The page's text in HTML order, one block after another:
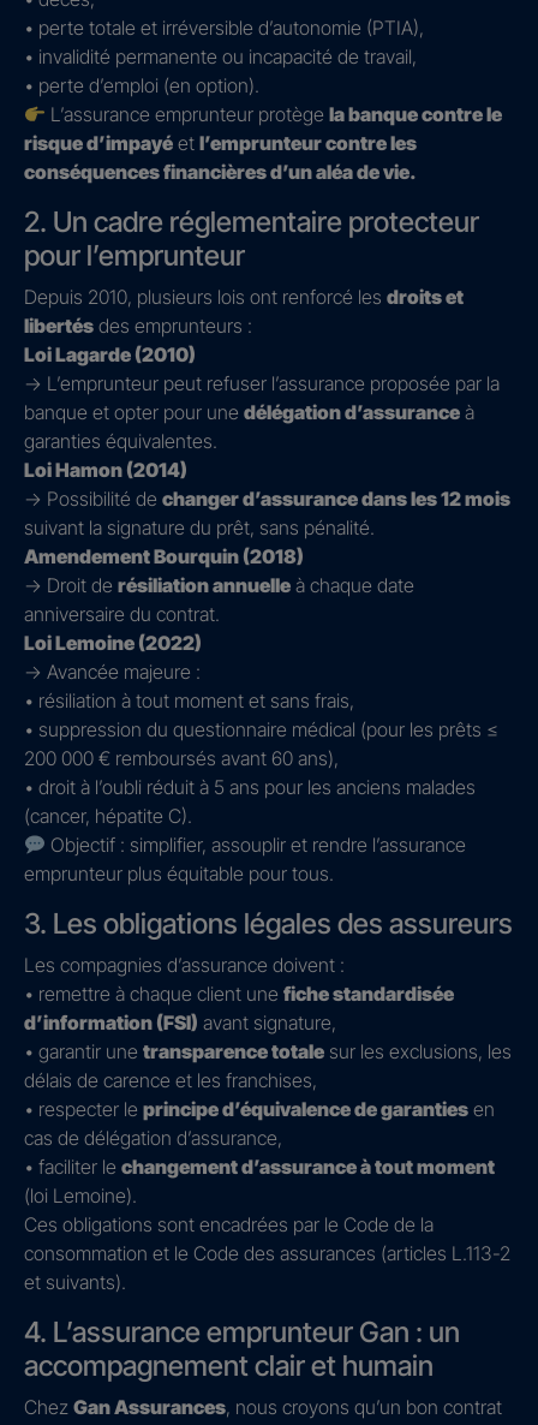
• perte totale et irréversible d’autonomie (PTIA),
• invalidité permanente ou incapacité de travail,
• perte d’emploi (en option).
L’assurance emprunteur protègela banque contre le
risque d’impayé et l’emprunteur contre les
conséquences financières d’un aléa de vie.
2. Un cadre réglementaire protecteur
pour l’emprunteur
Depuis 2010, plusieurs lois ont renforcé les droits et
libertés des emprunteurs :
Loi Lagarde (2010)
→ L’emprunteur peut refuser l’assurance proposée par la
banque et opter pour une délégation d’assurance à
garanties équivalentes.
Loi Hamon (2014)
→ Possibilité de changer d’assurance dans les 12 mois
suivant la signature du prêt, sans pénalité.
Amendement Bourquin (2018)
→ Droit de résiliation annuelle à chaque date
anniversaire du contrat.
Loi Lemoine (2022)
→ Avancée majeure :
• résiliation à tout moment et sans frais,
• suppression du questionnaire médical (pour les prêts ≤
200 000 € remboursés avant 60 ans),
• droit à l’oubli réduit à 5 ans pour les anciens malades
(cancer, hépatite C).
Objectif : simplifier, assouplir et rendre l’assurance
emprunteur plus équitable pour tous.
3. Les obligations légales des assureurs
Les compagnies d’assurance doivent :
• remettre à chaque client une fiche standardisée
d’information (FSI) avant signature,
• garantir une transparence totale sur les exclusions, les
délais de carence et les franchises,
• respecter le principe d’équivalence de garanties en
cas de délégation d’assurance,
• faciliter le changement d’assurance à tout moment
(loi Lemoine).
Ces obligations sont encadrées par le Code de la
consommation et le Code des assurances (articles L.113-2
et suivants).
4. L’assurance emprunteur Gan : un
accompagnement clair et humain
Chez Gan Assurances, nous croyons qu’un bon contrat